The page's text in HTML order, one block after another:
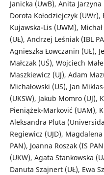
Janicka (UwB), Anita
Dorota Kołodziejczyk
Kujawska-Lis (UWM),
(UŁ), Andrzej Leśniak (IBL
Agnieszka Łowczanin (UŁ),
Małczak (UŚ), Wojciech
Maszkiewicz (UJ), Adam
Michałowski (US), Jan
(UKSW), Jakub Momro (UJ),
Pieniążek-Marković (UAM),
Aleksandra Pluta
Regiewicz (UJD),
PAN), Joanna Roszak (IS
(UKW), Agata Stankowska
Danuta Szajnert (UŁ), Ewa